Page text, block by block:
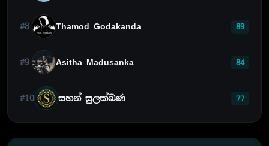
#8 Thamod Godakanda 89
#9 Asitha Madusanka 84
#10 සහන් සුලක්ඛණ 77